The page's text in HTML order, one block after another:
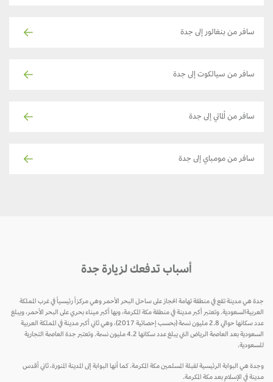
سافر من بنغالور إلى جدة
سافر من سيالكوت إلى جدة
سافر من ألماتي إلى جدة
سافر من مومباي إلى جدة
أسباب تدفعك لزيارة جدة
جدة هي مدينة تقع في منطقة تهامة الحجاز على ساحل البحر الأحمر وهي مركزاً رئيسياً في غرب المملكة
العربيةالسعودية. وتعتبر أكبر مدينة في منطقة مكة المكرمة، وبها أكبر ميناء بحري على البحر الأحمر، ويبلغ
عدد سكانها حوالي 2.8 مليون نسمة (بحسب إحصائية 2017)، وهي ثاني أكبر مدينة في المملكة العربية
السعودية بعد العاصمة الرياض التي يبلغ عدد سكانها 4.2 مليون نسمة. وتعتبر جدة العاصمة التجارية
للسعودية.
وجدة هي البوابة الرئيسية لقبلة المسلمين مكة المكرمة. كما أنها البوابة إلى المدينة المنورة، ثاني أقدس
مدينة في الإسلام بعد مكة المكرمة.